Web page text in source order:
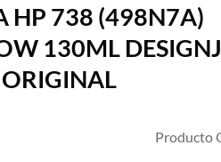
HP 738 (498N7A)
130ML
Producto